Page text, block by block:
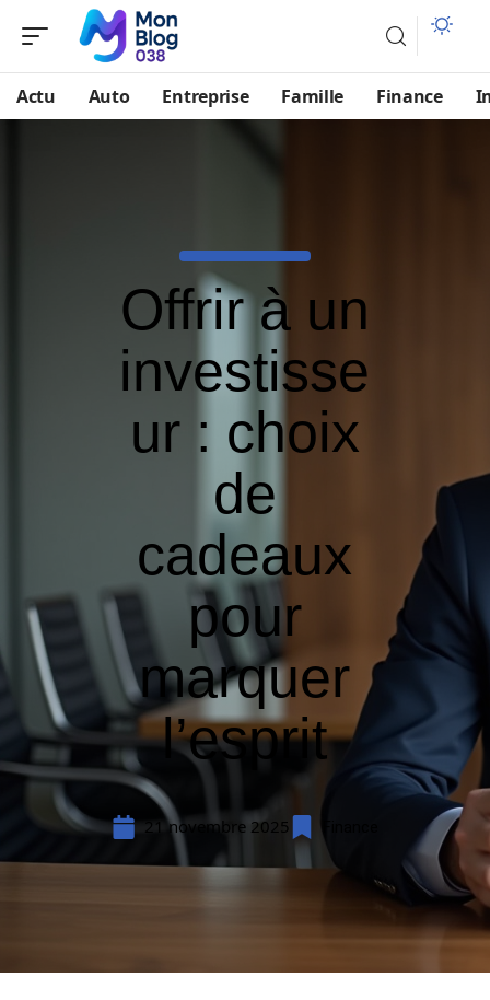
Actu Auto Entreprise Famille Finance
Offrir à un
investisse
ur : choix
de
cadeaux
pour
marquer
l’esprit
21 novembre 2025